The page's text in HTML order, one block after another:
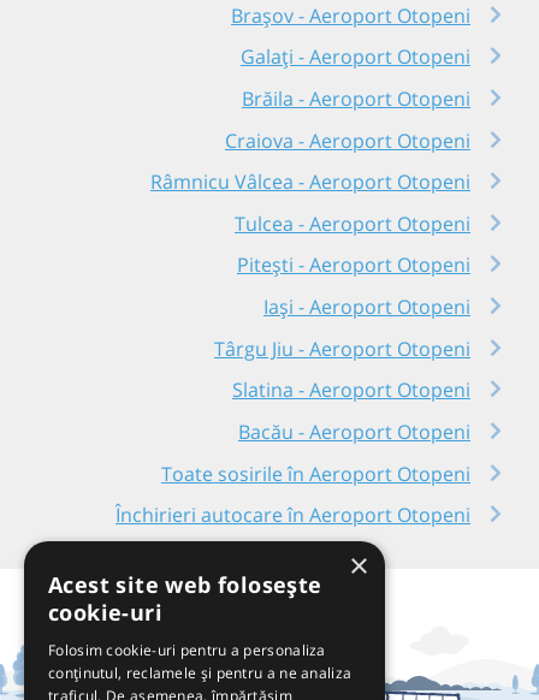
Brașov - Aeroport Otopeni
Galați - Aeroport Otopeni
Brăila - Aeroport Otopeni
Craiova - Aeroport Otopeni
Râmnicu Vâlcea - Aeroport Otopeni
Tulcea - Aeroport Otopeni
Pitești - Aeroport Otopeni
Iași - Aeroport Otopeni
Târgu Jiu - Aeroport Otopeni
Slatina - Aeroport Otopeni
Bacău - Aeroport Otopeni
Toate sosirile în Aeroport Otopeni
Închirieri autocare în Aeroport Otopeni
×
Acest site web folosește
cookie-uri
Folosim cookie-uri pentru a personaliza
conținutul, reclamele și pentru a ne analiza
traficul. De asemenea, împărtășim